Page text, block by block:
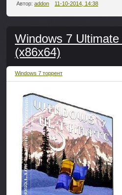
Автор: addon 11-10-2014, 14:38
Windows 7
(x86x64)
Windows 7 торрент